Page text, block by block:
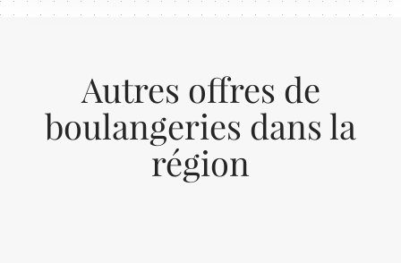
Autres offres de
boulangeries dans la
région